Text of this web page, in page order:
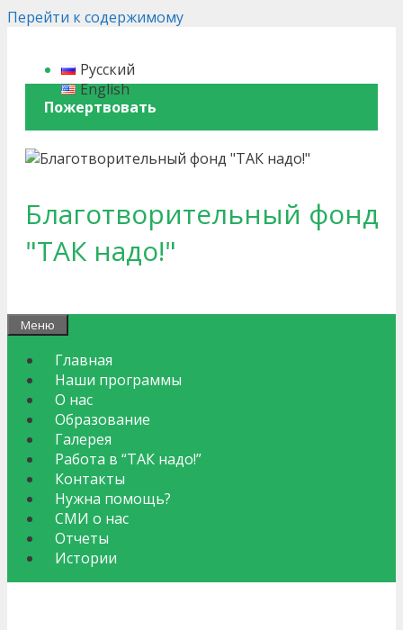
Перейти к содержимому
Русский
English
Пожертвовать
Благотворительный фонд
"ТАК надо!"
Меню
Главная
Наши программы
О нас
Образование
Галерея
Работа в “ТАК надо!”
Контакты
Нужна помощь?
СМИ о нас
Отчеты
Истории